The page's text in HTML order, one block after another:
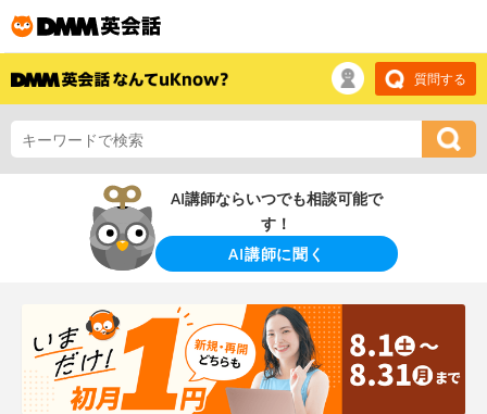
質問する
AI講師ならいつでも相談可能で
す！
AI講師に聞く